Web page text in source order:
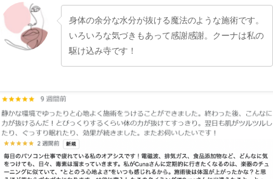
身体の余分な水分が抜ける魔法のような施術です。
いろいろな気づきもあって感謝感謝。クーナは私の
駆け込み寺です！